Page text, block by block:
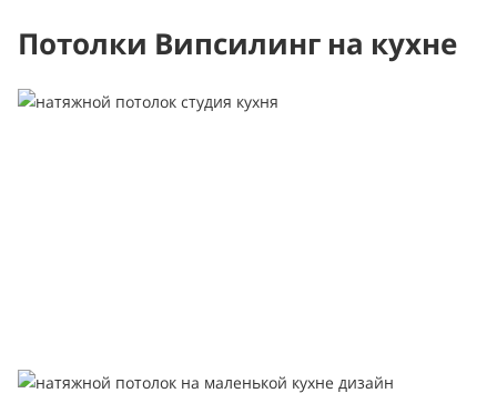
Потолки Випсилинг на кухне